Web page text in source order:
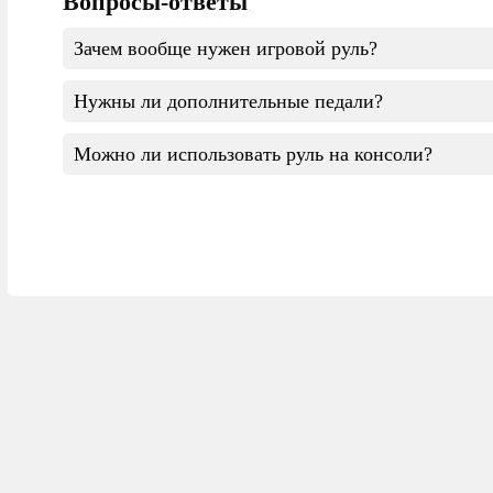
Зачем вообще нужен игровой руль?
Это идеальный выбор для гоночных симуляторов: Forza
Нужны ли дополнительные педали?
Для реалистичной игры лучше брать комплект с 3
Можно ли использовать руль на консоли?